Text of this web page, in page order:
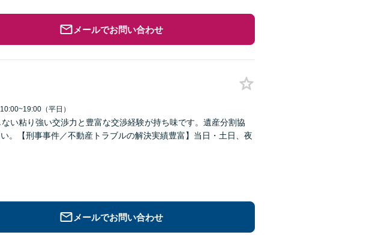
メールでお問い合わせ
（平日）
い粘り強い交渉力と豊富な交渉経験が持ち味です。遺産分割協
。【刑事事件／不動産トラブルの解決実績豊富】当日・土日、夜
メールでお問い合わせ